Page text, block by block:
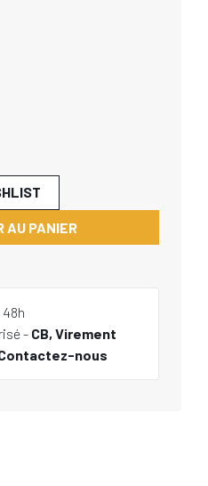
AU PANIER
- CB, Virement
nous